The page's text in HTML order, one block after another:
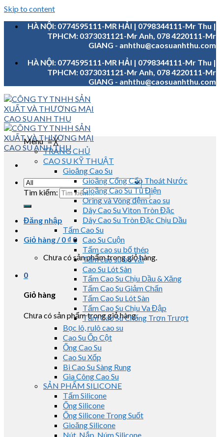
Skip to content
HÀ NỘI: 0774595111-MR HẢI | 0798344111-Mr Thu |
TPHCM: 0373031121-Mr Anh, 078 4220111-Mr
GIANG - anhthu@caosuanhthu.com
HÀ NỘI: 0774595111-MR HẢI | 0798344111-Mr Thu |
TPHCM: 0373031121-Mr Anh, 078 4220111-Mr
GIANG - anhthu@caosuanhthu.com
Tìm kiếm:
Đăng nhập
Giỏ hàng /0 ₫ 0
Chưa có sản phẩm trong giỏ hàng.
0
Giỏ hàng
Chưa có sản phẩm trong giỏ hàng.
Menu≡╳
TRANG CHỦ
CAO SU KỸ THUẬT
Gioăng Cao Su
Gioăng Cống Cấp Thoát Nước
Gioăng Cao Su Tủ Điện
Oring và Vòng đệm cao su
Dây Cao Su Viton Tròn Đặc
Dây Cao Su Tròn Đặc Chịu Dầu
Tấm Cao Su
Cao Su Cuộn
Tấm cao su bố thép
Tấm cao su bố vải
Cao Su Lót Sàn
Tấm Cao Su Chịu Dầu & Xăng
Tấm Cao Su Giảm Chấn
Tấm Cao Su Lót Sàn
Tấm Cao Su Chịu Va Đập
Tấm Cao Su Chống Trơn Trượt
Bọc lô, rulô cao su
Cao Su Ốp Cột
Ống Cao Su
Cao Su Xốp
Bi Cao Su Sàng Rung
Gia Công Cao Su
SẢN PHẨM SILICONE
Tấm Silicone
Ống Silicone
Ống Silicone Trong Suốt
Gioăng Silicone
Nút, Nắp, Núm Silicone